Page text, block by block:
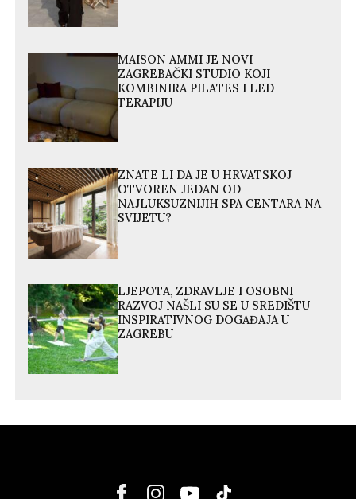
MAISON AMMI JE NOVI
ZAGREBAČKI STUDIO KOJI
KOMBINIRA PILATES I LED
TERAPIJU
ZNATE LI DA JE U HRVATSKOJ
OTVOREN JEDAN OD
NAJLUKSUZNIJIH SPA CENTARA NA
SVIJETU?
LJEPOTA, ZDRAVLJE I OSOBNI
RAZVOJ NAŠLI SU SE U SREDIŠTU
INSPIRATIVNOG DOGAĐAJA U
ZAGREBU